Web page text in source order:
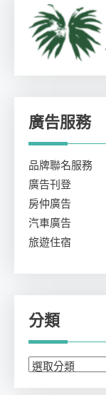
廣告服務
品牌聯名服務
廣告刊登
房仲廣告
汽車廣告
旅遊住宿
分類
分